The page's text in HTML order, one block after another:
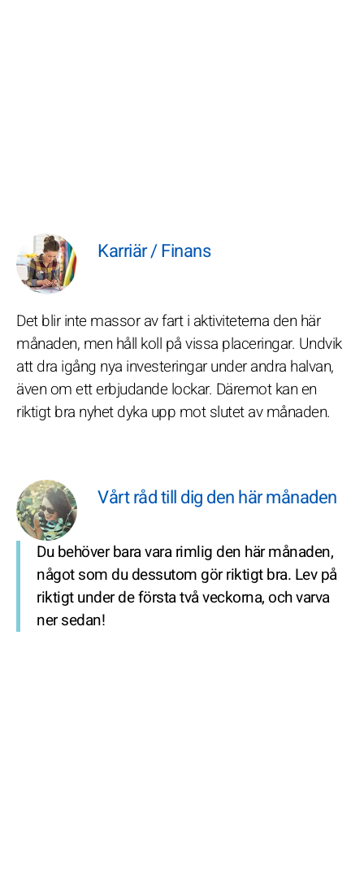
Karriär / Finans
Det blir inte massor av fart i aktiviteterna den här
månaden, men håll koll på vissa placeringar. Undvik
att dra igång nya investeringar under andra halvan,
även om ett erbjudande lockar. Däremot kan en
riktigt bra nyhet dyka upp mot slutet av månaden.
Vårt råd till dig den här månaden
Du behöver bara vara rimlig den här månaden,
något som du dessutom gör riktigt bra. Lev på
riktigt under de första två veckorna, och varva
ner sedan!